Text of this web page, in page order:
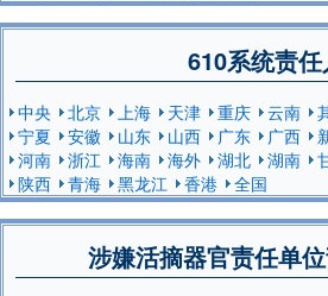
610系统责任
中央 北京 上海 天津 重庆 云南
宁夏
安徽 山东 山西 广东 广西
河南
浙江 海南 海外 湖北 湖南
陕西
青海 黑龙江 香港 全国
涉嫌活摘器官责任单